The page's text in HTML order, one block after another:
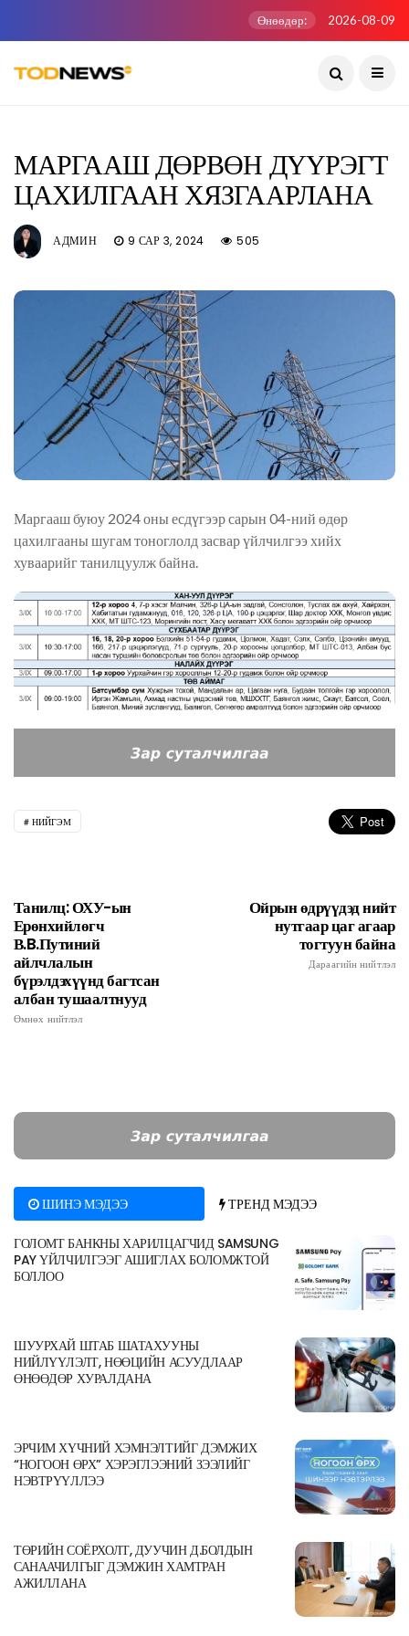
Өнөөдөр: 2026-08-09
МАРГААШ ДӨРВӨН ДҮҮРЭГТ
ЦАХИЛГААН ХЯЗГААРЛАНА
АДМИН 9 САР 3, 2024 505
Маргааш буюу 2024 оны есдүгээр сарын 04-ний өдөр
цахилгааны шугам тоноглолд засвар үйлчилгээ хийх
хуваарийг танилцуулж байна.
НИЙГЭМ
Танилц: ОХУ-ын
Ерөнхийлөгч
В.B.Путиний
айлчлалын
бүрэлдэхүүнд багтсан
албан тушаалтнууд
Өмнөх нийтлэл
Ойрын өдрүүдэд нийт
нутгаар цаг агаар
тогтуун байна
Дараагийн нийтлэл
ШИНЭ МЭДЭЭ ТРЕНД МЭДЭЭ
ГОЛОМТ БАНКНЫ ХАРИЛЦАГЧИД SAMSUNG
PAY ҮЙЛЧИЛГЭЭГ АШИГЛАХ БОЛОМЖТОЙ
БОЛЛОО
ШУУРХАЙ ШТАБ ШАТАХУУНЫ
НИЙЛҮҮЛЭЛТ, НӨӨЦИЙН АСУУДЛААР
ӨНӨӨДӨР ХУРАЛДАНА
ЭРЧИМ ХҮЧНИЙ ХЭМНЭЛТИЙГ ДЭМЖИХ
“НОГООН ӨРХ” ХЭРЭГЛЭЭНИЙ ЗЭЭЛИЙГ
НЭВТРҮҮЛЛЭЭ
ТӨРИЙН СОЁРХОЛТ, ДУУЧИН Д.БОЛДЫН
САНААЧИЛГЫГ ДЭМЖИН ХАМТРАН
АЖИЛЛАНА